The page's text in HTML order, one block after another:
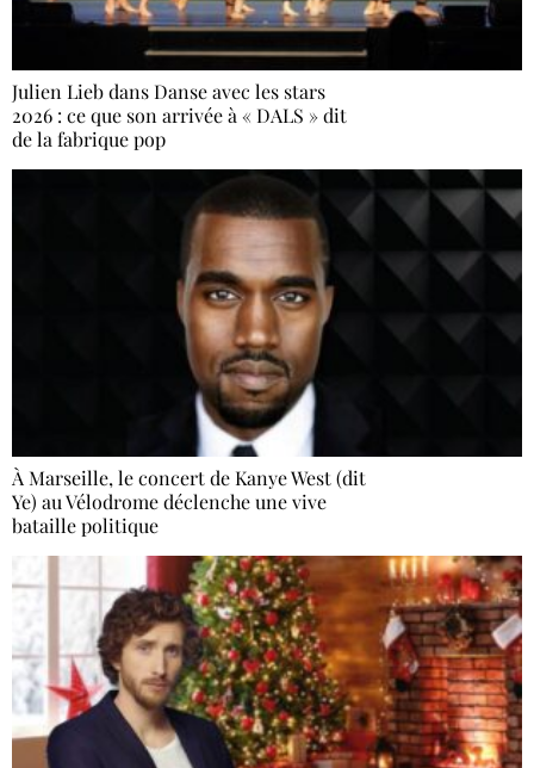
Julien Lieb dans Danse avec les stars
2026 : ce que son arrivée à « DALS » dit
de la fabrique pop
À Marseille, le concert de Kanye West (dit
Ye) au Vélodrome déclenche une vive
bataille politique